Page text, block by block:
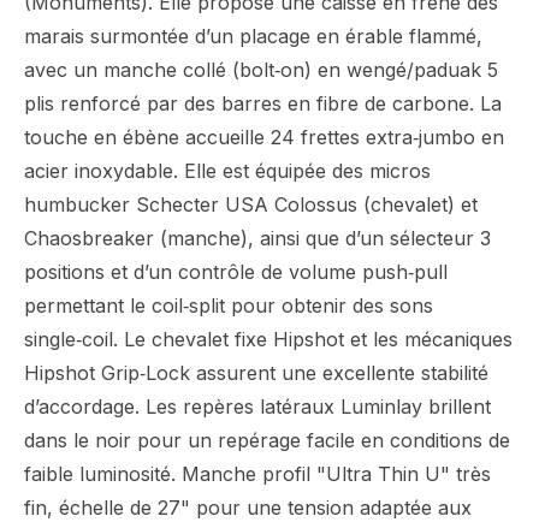
marais surmontée d’un placage en érable flammé,
avec un manche collé (bolt‑on) en wengé/paduak 5
plis renforcé par des barres en fibre de carbone. La
touche en ébène accueille 24 frettes extra‑jumbo en
acier inoxydable. Elle est équipée des micros
humbucker Schecter USA Colossus (chevalet) et
Chaosbreaker (manche), ainsi que d’un sélecteur 3
positions et d’un contrôle de volume push‑pull
permettant le coil‑split pour obtenir des sons
single‑coil. Le chevalet fixe Hipshot et les mécaniques
Hipshot Grip‑Lock assurent une excellente stabilité
d’accordage. Les repères latéraux Luminlay brillent
dans le noir pour un repérage facile en conditions de
faible luminosité. Manche profil "Ultra Thin U" très
fin, échelle de 27" pour une tension adaptée aux